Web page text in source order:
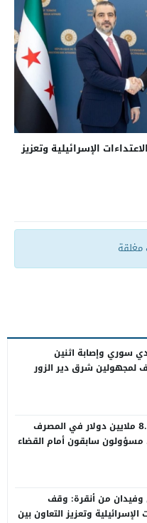
الإسرائيلية وتعزيز
مغلقة
سوري وإصابة اثنين
لمجهولين شرق دير الزور
فساد بـ8.4 ملايين دولار في المصرف
مسؤولون سابقون أمام القضاء
وفيدان من أنقرة: وقف
الإسرائيلية وتعزيز التعاون بين